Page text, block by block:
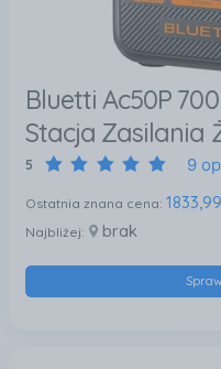
Bluetti Ac50P
Stacja Zasilania
5 9
Ostatnia znana cena:
Najbliżej: brak